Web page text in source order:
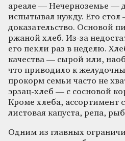
ареале — Нечерноземье —
испытывал нужду. Его
доказательство. Основой
ржаной хлеб. Из-за
его пекли раз в неделю.
качества — сырой или,
что приводило к
прокорм семьи часто не
эрзац-хлеб — с сосновой
Кроме хлеба, ассортимент
листовая капуста, репа,
Одним из главных